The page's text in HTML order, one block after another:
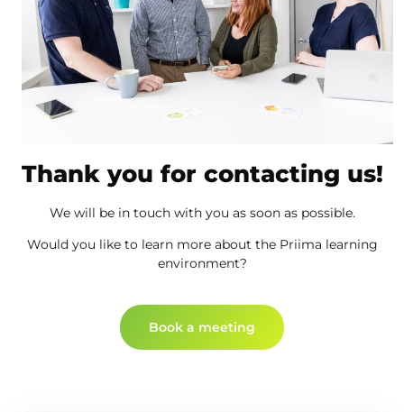
Thank you for contacting us!
We will be in touch with you as soon as possible.
Would you like to learn more about the Priima learning
environment?
Book a meeting